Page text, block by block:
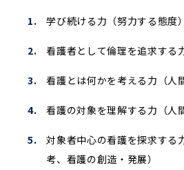
学び続ける力（努力する態度）
看護者として倫理を追求する
看護とは何かを考える力（人
看護の対象を理解する力（人
対象者中心の看護を探求する
考、看護の創造・発展）